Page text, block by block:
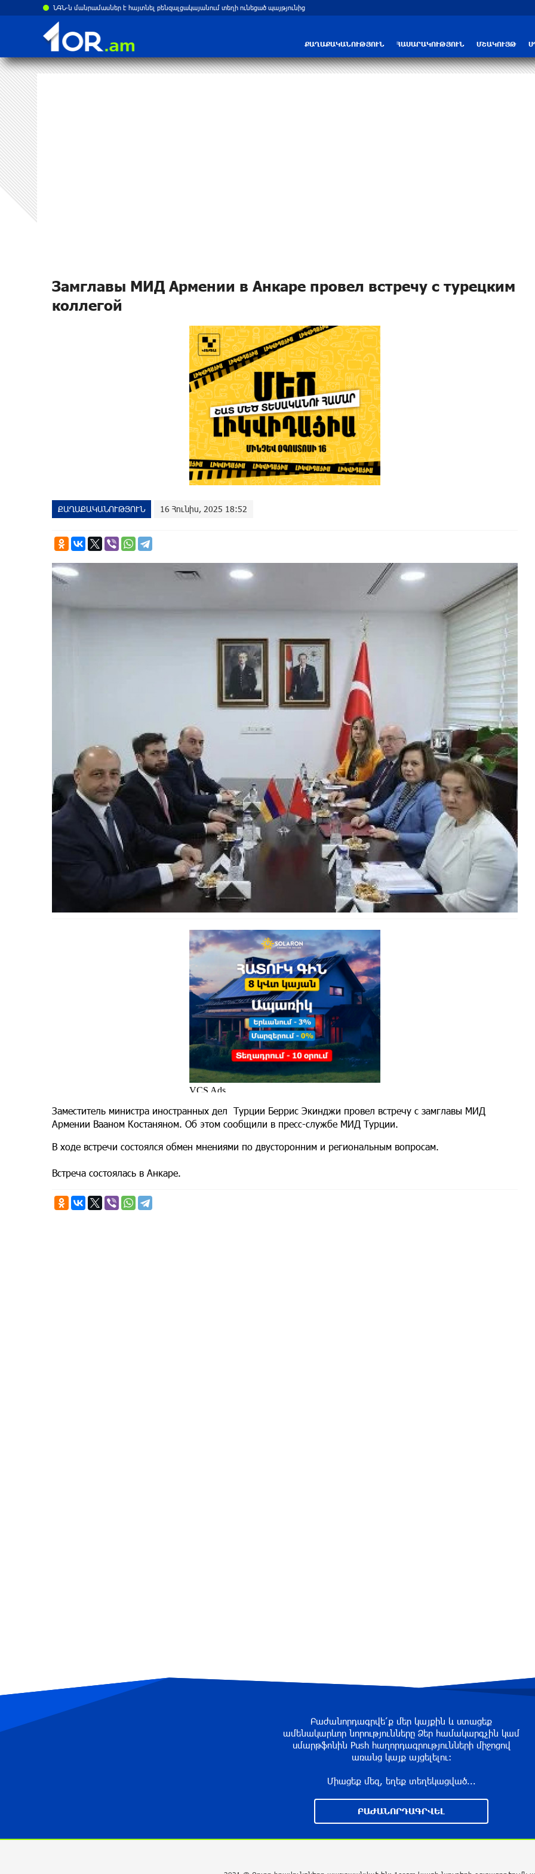
ՆԳՆ-ն մանրամասներ է հայտնել բենզալցակայանում տեղի ունեցած պայթյունից
ՔԱՂԱՔԱԿԱՆՈՒԹՅՈՒՆ ՀԱՍԱՐԱԿՈՒԹՅՈՒՆ ՄՇԱԿՈՒՅԹ
Замглавы МИД Армении в Анкаре провел встречу с турецким
коллегой
ՔԱՂԱՔԱԿԱՆՈՒԹՅՈՒՆ 16 Հունիս, 2025 18:52
Заместитель министра иностранных дел Турции Беррис Экинджи провел встречу с замглавы МИД
Армении Вааном Костаняном. Об этом сообщили в пресс-службе МИД Турции.
В ходе встречи состоялся обмен мнениями по двусторонним и региональным вопросам.
Встреча состоялась в Анкаре.
Բաժանորդագրվե՛ք մեր կայքին և ստացեք
ամենակարևոր նորությունները Ձեր համակարգչին կամ
սմարթֆոնին Push հաղորդագրությունների միջոցով
առանց կայք այցելելու։
Միացեք մեզ, եղեք տեղեկացված...
ԲԱԺԱՆՈՐԴԱԳՐՎԵԼ